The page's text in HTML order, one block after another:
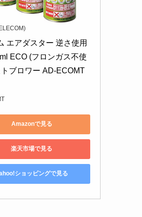
エアダスター 逆さ使用
ECO (フロンガス不使
トブロワー AD-ECOMT
Amazonで見る
楽天市場で見る
ショッピングで見る